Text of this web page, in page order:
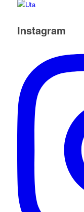
Instagram